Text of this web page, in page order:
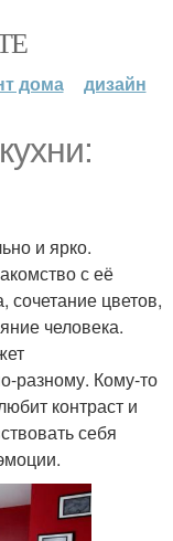
дома дизайн
и ярко.
с её
сочетание цветов,
человека.
разному. Кому-то
контраст и
себя